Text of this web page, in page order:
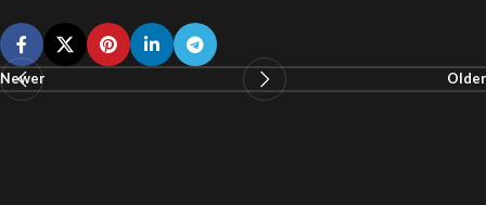
Newer Older